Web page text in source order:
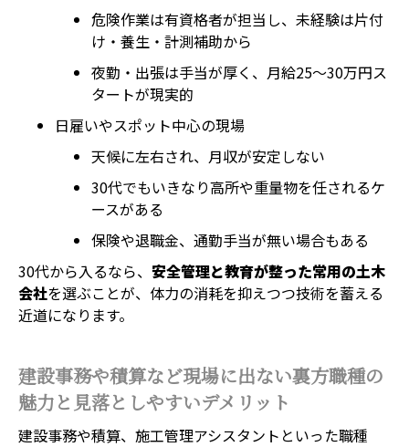
危険作業は有資格者が担当し、未経験は片付
け・養生・計測補助から
夜勤・出張は手当が厚く、月給25〜30万円ス
タートが現実的
日雇いやスポット中心の現場
天候に左右され、月収が安定しない
30代でもいきなり高所や重量物を任されるケ
ースがある
保険や退職金、通勤手当が無い場合もある
30代から入るなら、 安全管理と教育が整った常用の土木
会社を選ぶことが、体力の消耗を抑えつつ技術を蓄える
近道になります。
建設事務や積算など現場に出ない裏方職種の
魅力と見落としやすいデメリット
建設事務や積算、施工管理アシスタントといった職種